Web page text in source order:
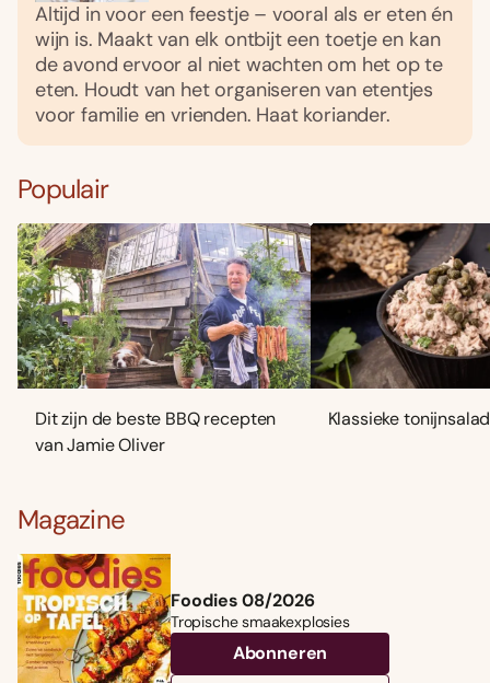
Altijd in voor een feestje – vooral als er eten én
wijn is. Maakt van elk ontbijt een toetje en kan
de avond ervoor al niet wachten om het op te
eten. Houdt van het organiseren van etentjes
voor familie en vrienden. Haat koriander.
Populair
Dit zijn de beste BBQ recepten
van Jamie Oliver
Klassieke
Magazine
Foodies 08/2026
Tropische smaakexplosies
Abonneren